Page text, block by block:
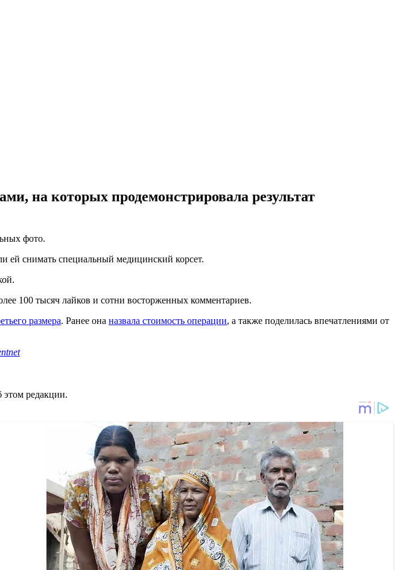
на которых продемонстрировала результат
фото.
ей снимать специальный медицинский корсет.
100 тысяч лайков и сотни восторженных комментариев.
размера. Ранее она назвала стоимость операции, а также поделилась впечатлениями от
редакции.